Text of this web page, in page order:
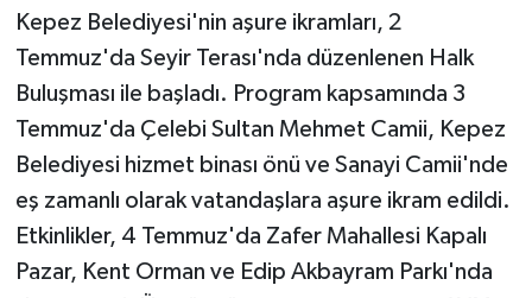
Kepez Belediyesi'nin aşure ikramları, 2
Temmuz'da Seyir Terası'nda düzenlenen Halk
Buluşması ile başladı. Program kapsamında 3
Temmuz'da Çelebi Sultan Mehmet Camii, Kepez
Belediyesi hizmet binası önü ve Sanayi Camii'nde
eş zamanlı olarak vatandaşlara aşure ikram edildi.
Etkinlikler, 4 Temmuz'da Zafer Mahallesi Kapalı
Pazar, Kent Orman ve Edip Akbayram Parkı'nda